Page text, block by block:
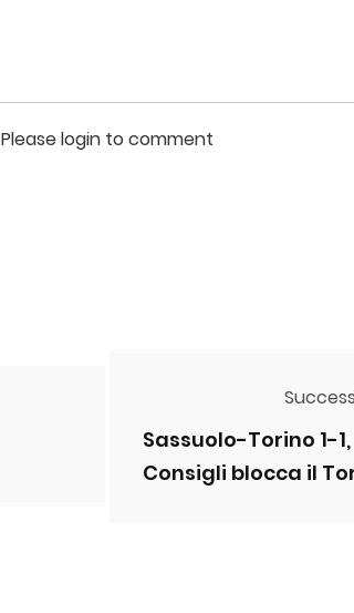
Please login to comment
Sassuolo-Torino 1-1,
Consigli blocca il